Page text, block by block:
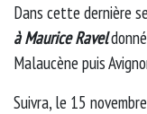
Dans cette dernière
à Maurice Ravel
Malaucène puis
Suivra, le 15